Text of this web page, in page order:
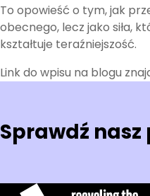
To opowieść o tym, jak
obecnego, lecz jako siła,
kształtuje teraźniejszość.
Link do wpisu na blogu
Sprawdź